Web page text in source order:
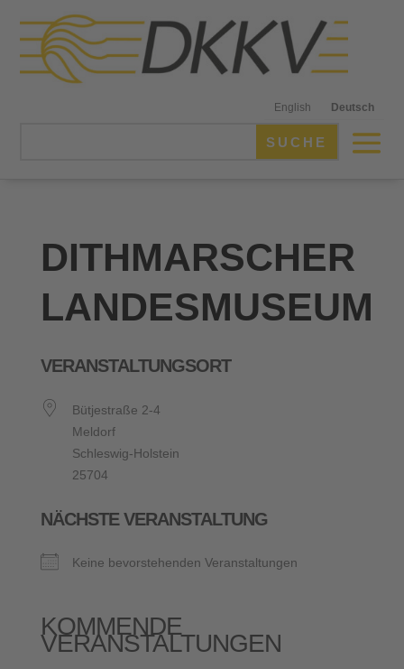
English Deutsch
DITHMARSCHER
LANDESMUSEUM
VERANSTALTUNGSORT
Bütjestraße 2-4
Meldorf
Schleswig-Holstein
25704
NÄCHSTE VERANSTALTUNG
Keine bevorstehenden Veranstaltungen
KOMMENDE
VERANSTALTUNGEN